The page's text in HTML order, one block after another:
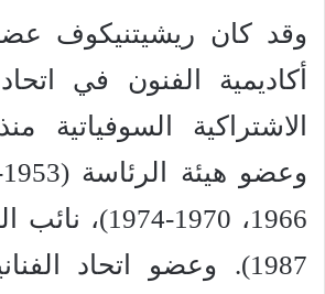
وقد كان ريشيتنيكوف
أكاديمية الفنون في
1987). وعضو اتحاد